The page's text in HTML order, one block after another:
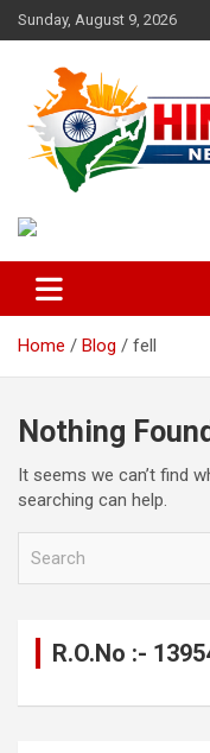
Skip
to
Sunday, August 9, 2026
Hindustan
Home Blog fell
Nothing Found
It seems we can’t find
searching can help.
R.O.No :-